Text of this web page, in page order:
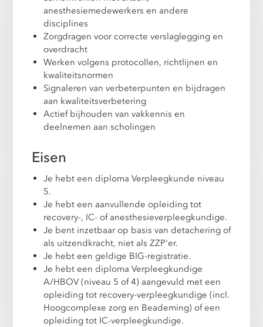
anesthesiemedewerkers en andere
disciplines
Zorgdragen voor correcte verslaglegging en
overdracht
Werken volgens protocollen, richtlijnen en
kwaliteitsnormen
Signaleren van verbeterpunten en bijdragen
aan kwaliteitsverbetering
Actief bijhouden van vakkennis en
deelnemen aan scholingen
Eisen
Je hebt een diploma Verpleegkunde niveau
5.
Je hebt een aanvullende opleiding tot
recovery-, IC- of anesthesieverpleegkundige.
Je bent inzetbaar op basis van detachering of
als uitzendkracht, niet als ZZP'er.
Je hebt een geldige BIG-registratie.
Je hebt een diploma Verpleegkundige
A/HBOV (niveau 5 of 4) aangevuld met een
opleiding tot recovery-verpleegkundige (incl.
Hoogcomplexe zorg en Beademing) of een
opleiding tot IC-verpleegkundige.